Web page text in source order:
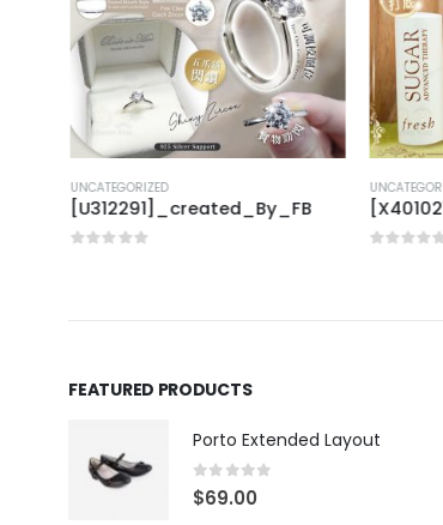
UNCATEGORIZED
[U312291]_created_By_FB
FEATURED PRODUCTS
Porto Extended Layout
0 out of 5
$69.00